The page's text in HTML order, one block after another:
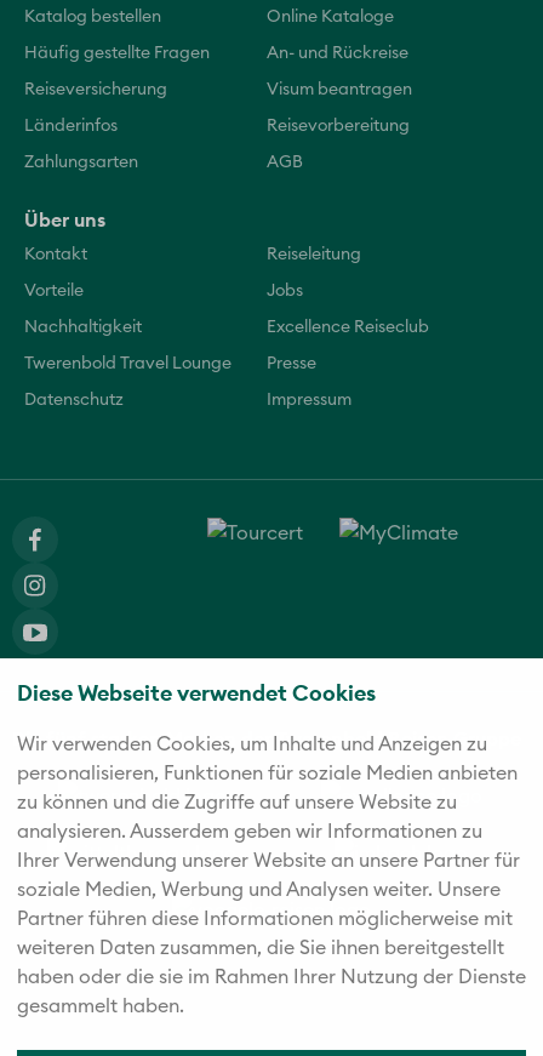
Diese Webseite verwendet Cookies
Wir verwenden Cookies, um Inhalte und Anzeigen zu
personalisieren, Funktionen für soziale Medien anbieten
zu können und die Zugriffe auf unsere Website zu
analysieren. Außerdem geben wir Informationen zu
Ihrer Verwendung unserer Website an unsere Partner für
soziale Medien, Werbung und Analysen weiter. Unsere
Partner führen diese Informationen möglicherweise mit
weiteren Daten zusammen, die Sie ihnen bereitgestellt
haben oder die sie im Rahmen Ihrer Nutzung der Dienste
gesammelt haben.
Katalog bestellen Online Kataloge
Häufig gestellte Fragen An- und Rückreise
Reiseversicherung Visum beantragen
Länderinfos Reisevorbereitung
Zahlungsarten AGB
Über uns
Kontakt Reiseleitung
Vorteile Jobs
Nachhaltigkeit Excellence Reiseclub
Twerenbold Travel Lounge Presse
Datenschutz Impressum
Die fünf starken Marken der Twerenbold Reisen Gruppe